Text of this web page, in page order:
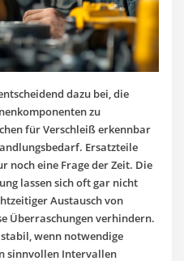
dazu bei, die
zu
für Verschleiß erkennbar
Ersatzteile
noch eine Frage der Zeit. Die
lassen sich oft gar nicht
Austausch von
Überraschungen verhindern.
wenn notwendige
sinnvollen Intervallen